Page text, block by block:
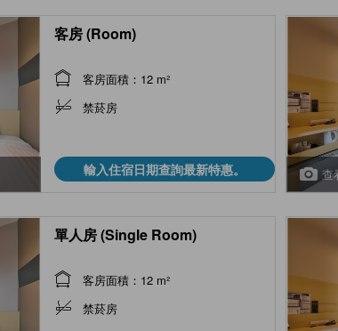
客房 (Room)
客房面積：12 m²
禁菸房
輸入住宿日期查詢最新特惠。 查
單人房 (Single Room)
客房面積：12 m²
禁菸房